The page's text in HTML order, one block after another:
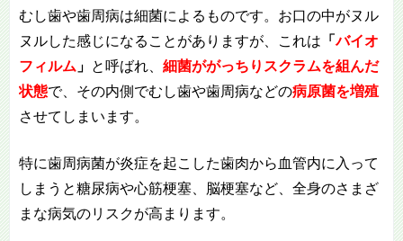
むし歯や歯周病は細菌によるものです。お口の中がヌル
ヌルした感じになることがありますが、これは 「バイオ
フィルム 」 と呼ばれ、 細菌ががっちりスクラムを組んだ
状態で、その内側でむし歯や歯周病などの病原菌を増殖
させてしまいます。
特に歯周病菌が炎症を起こした歯肉から血管内に入って
しまうと糖尿病や心筋梗塞、脳梗塞など、全身のさまざ
まな病気のリスクが高まります。